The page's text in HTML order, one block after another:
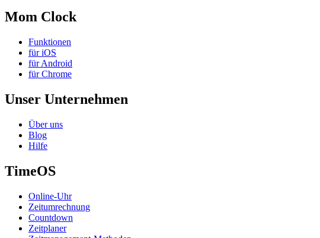
Mom Clock
Funktionen
für iOS
für Android
für Chrome
Unser Unternehmen
Über uns
Blog
Hilfe
TimeOS
Online-Uhr
Zeitumrechnung
Countdown
Zeitplaner